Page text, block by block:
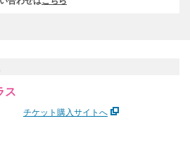
ス
チケット購入サイトへ